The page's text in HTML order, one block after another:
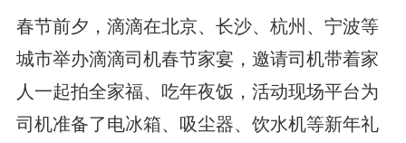
春节前夕，滴滴在北京、长沙、杭州、宁波等
城市举办滴滴司机春节家宴，邀请司机带着家
人一起拍全家福、吃年夜饭，活动现场平台为
司机准备了电冰箱、吸尘器、饮水机等新年礼